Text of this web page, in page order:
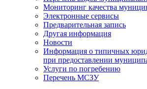
Мониторинг качества
Электронные сервисы
Предварительная запись
Другая информация
Новости
Информация о типичных
при предоставлении
Услуги по погребению
Перечень МСЗУ